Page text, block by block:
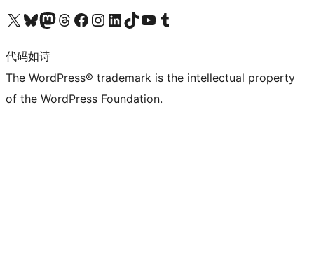
关注我们的 X（原 Twitter）账号访问我们的 Bluesky 账号关注我们的 Mastodon 账号访问我们的 Threads 账号 访问我们的 Facebook 公共主页关注我们的 Instagram 账号 关注我们的 LinkedIn 主页访问我们的 TikTok 账号访问我们的 YouTube 频道 访问我们的 Tumblr 账号
代码如诗
The WordPress® trademark is the intellectual property
of the WordPress Foundation.